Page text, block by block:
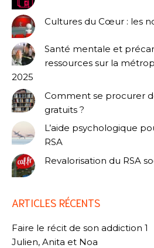
Cultures du Cœur : les
Santé mentale et
ressources sur la
2025
Comment se procurer
gratuits ?
L’aide psychologique
RSA
Revalorisation du RSA
ARTICLES RÉCENTS
Faire le récit de son addiction 1
Julien, Anita et Noa